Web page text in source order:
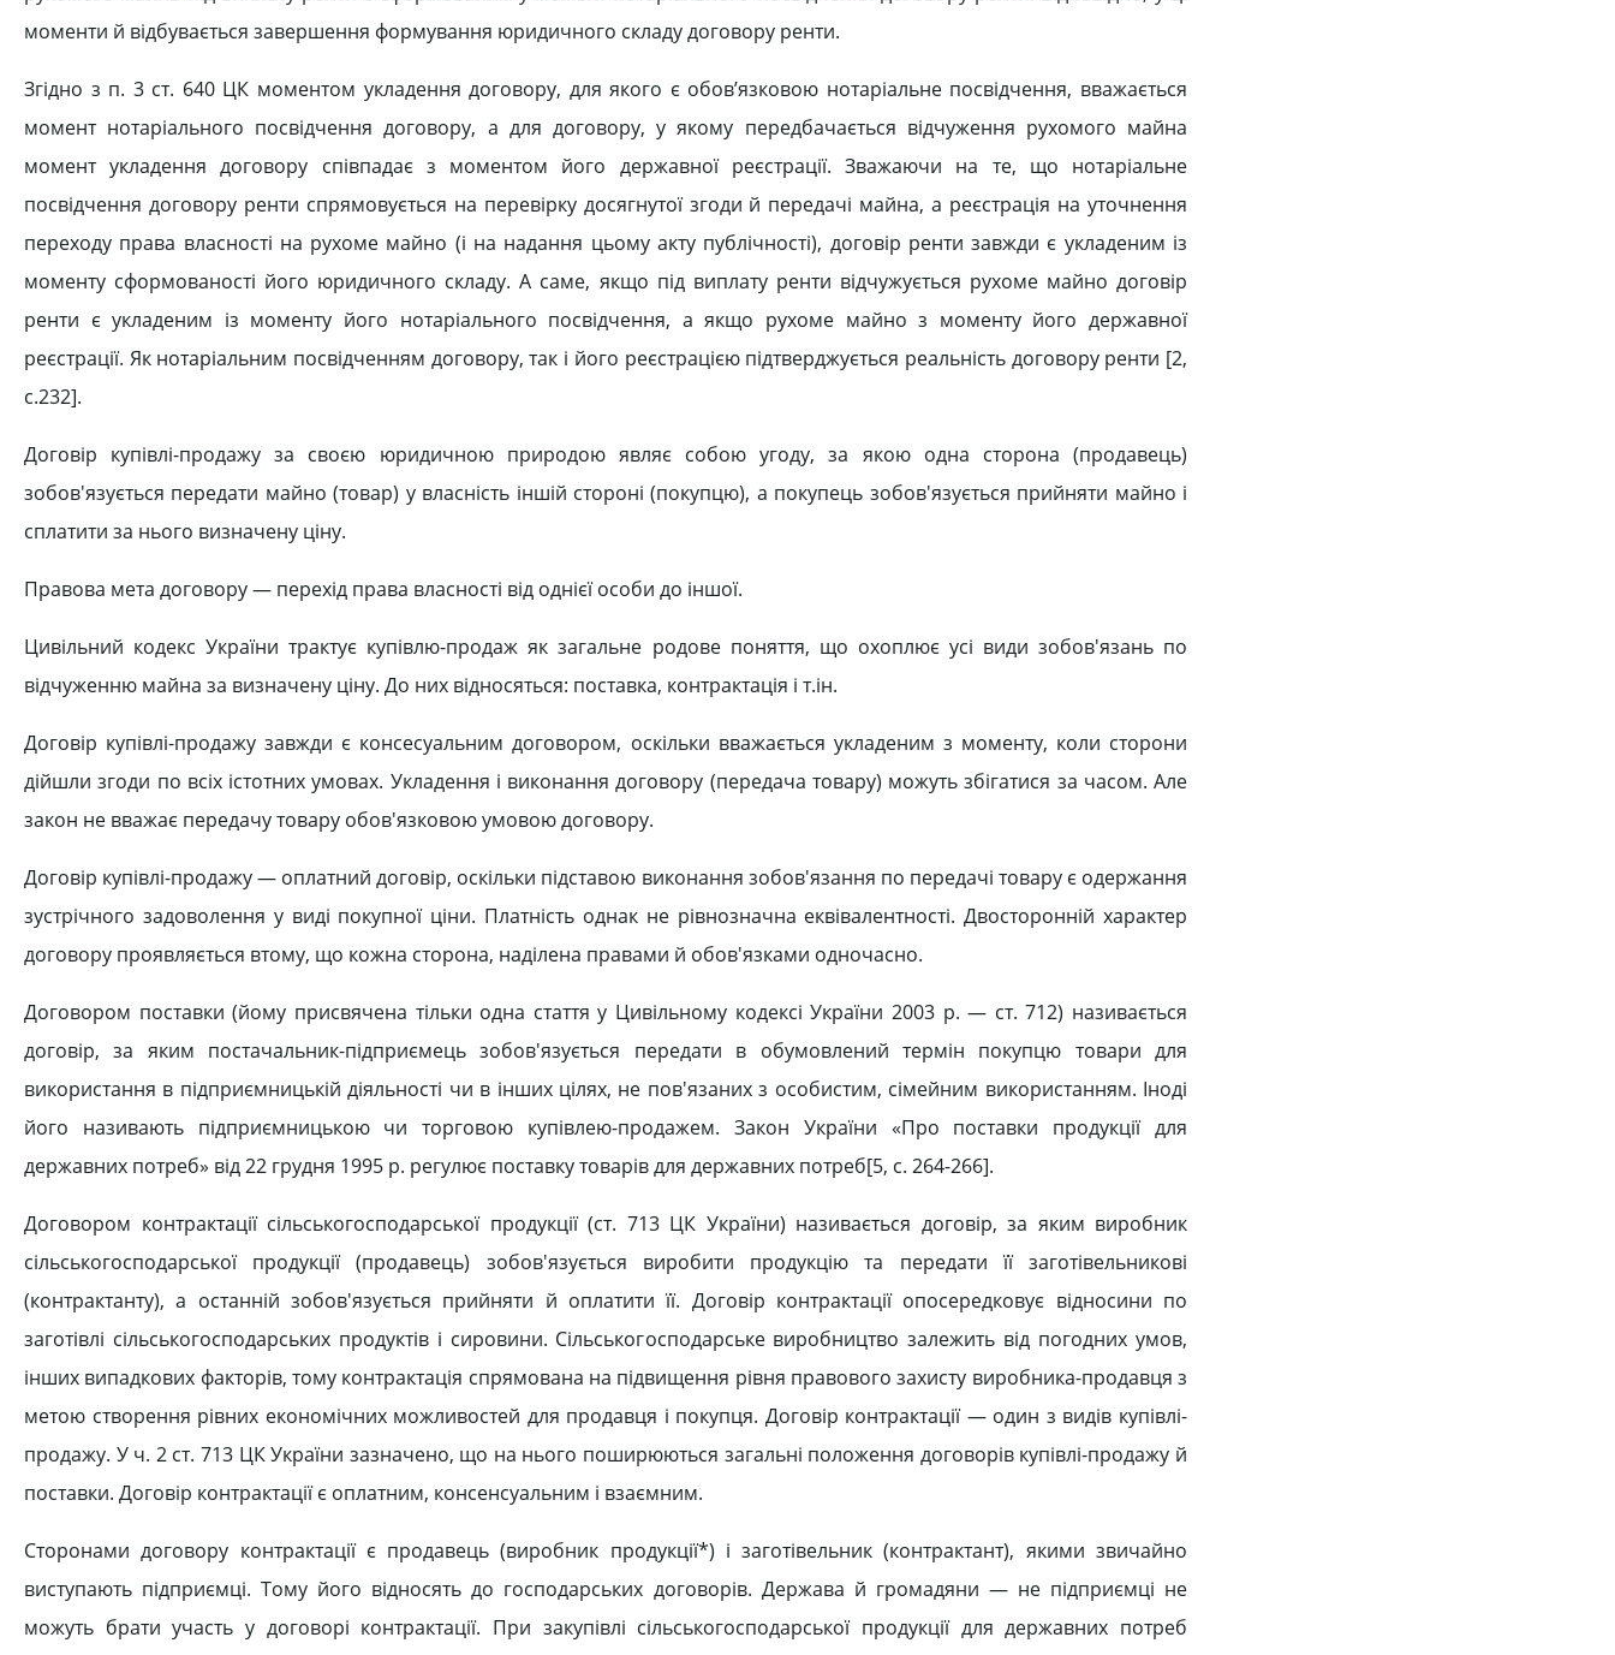
моменти й відбувається завершення формування юридичного складу договору ренти.
Згідно з п. 3 ст. 640 ЦК моментом укладення договору, для якого є обов’язковою нотаріальне посвідчення, вважається
момент нотаріального посвідчення договору, а для договору, у якому передбачається відчуження рухомого майна
момент укладення договору співпадає з моментом його державної реєстрації. Зважаючи на те, що нотаріальне
посвідчення договору ренти спрямовується на перевірку досягнутої згоди й передачі майна, а реєстрація на уточнення
переходу права власності на рухоме майно (і на надання цьому акту публічності), договір ренти завжди є укладеним із
моменту сформованості його юридичного складу. А саме, якщо під виплату ренти відчужується рухоме майно договір
ренти є укладеним із моменту його нотаріального посвідчення, а якщо рухоме майно з моменту його державної
реєстрації. Як нотаріальним посвідченням договору, так і його реєстрацією підтверджується реальність договору ренти [2,
с.232].
Договір купівлі-продажу за своєю юридичною природою являє собою угоду, за якою одна сторона (продавець)
зобов'язується передати майно (товар) у власність іншій стороні (покупцю), а покупець зобов'язується прийняти майно і
сплатити за нього визначену ціну.
Правова мета договору — перехід права власності від однієї особи до іншої.
Цивільний кодекс України трактує купівлю-продаж як загальне родове поняття, що охоплює усі види зобов'язань по
відчуженню майна за визначену ціну. До них відносяться: поставка, контрактація і т.ін.
Договір купівлі-продажу завжди є консесуальним договором, оскільки вважається укладеним з моменту, коли сторони
дійшли згоди по всіх істотних умовах. Укладення і виконання договору (передача товару) можуть збігатися за часом. Але
закон не вважає передачу товару обов'язковою умовою договору.
Договір купівлі-продажу — оплатний договір, оскільки підставою виконання зобов'язання по передачі товару є одержання
зустрічного задоволення у виді покупної ціни. Платність однак не рівнозначна еквівалентності. Двосторонній характер
договору проявляється втому, що кожна сторона, наділена правами й обов'язками одночасно.
Договором поставки (йому присвячена тільки одна стаття у Цивільному кодексі України 2003 р. — ст. 712) називається
договір, за яким постачальник-підприємець зобов'язується передати в обумовлений термін покупцю товари для
використання в підприємницькій діяльності чи в інших цілях, не пов'язаних з особистим, сімейним використанням. Іноді
його називають підприємницькою чи торговою купівлею-продажем. Закон України «Про поставки продукції для
державних потреб» від 22 грудня 1995 р. регулює поставку товарів для державних потреб[5, c. 264-266].
Договором контрактації сільськогосподарської продукції (ст. 713 ЦК України) називається договір, за яким виробник
сільськогосподарської продукції (продавець) зобов'язується виробити продукцію та передати її заготівельникові
(контрактанту), а останній зобов'язується прийняти й оплатити її. Договір контрактації опосередковує відносини по
заготівлі сільськогосподарських продуктів і сировини. Сільськогосподарське виробництво залежить від погодних умов,
інших випадкових факторів, тому контрактація спрямована на підвищення рівня правового захисту виробника-продавця з
метою створення рівних економічних можливостей для продавця і покупця. Договір контрактації — один з видів купівлі-
продажу. У ч. 2 ст. 713 ЦК України зазначено, що на нього поширюються загальні положення договорів купівлі-продажу й
поставки. Договір контрактації є оплатним, консенсуальним і взаємним.
Сторонами договору контрактації є продавець (виробник продукції*) і заготівельник (контрактант), якими звичайно
виступають підприємці. Тому його відносять до господарських договорів. Держава й громадяни — не підприємці не
можуть брати участь у договорі контрактації. При закупівлі сільськогосподарської продукції для державних потреб